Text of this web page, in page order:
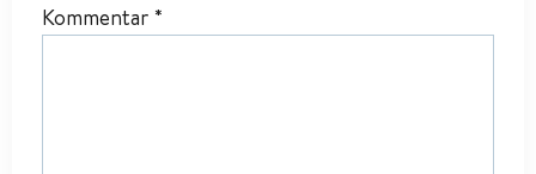
Kommentar *